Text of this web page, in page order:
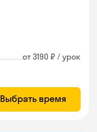
от 3190 ₽ / урок
Выбрать время